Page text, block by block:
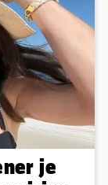
je